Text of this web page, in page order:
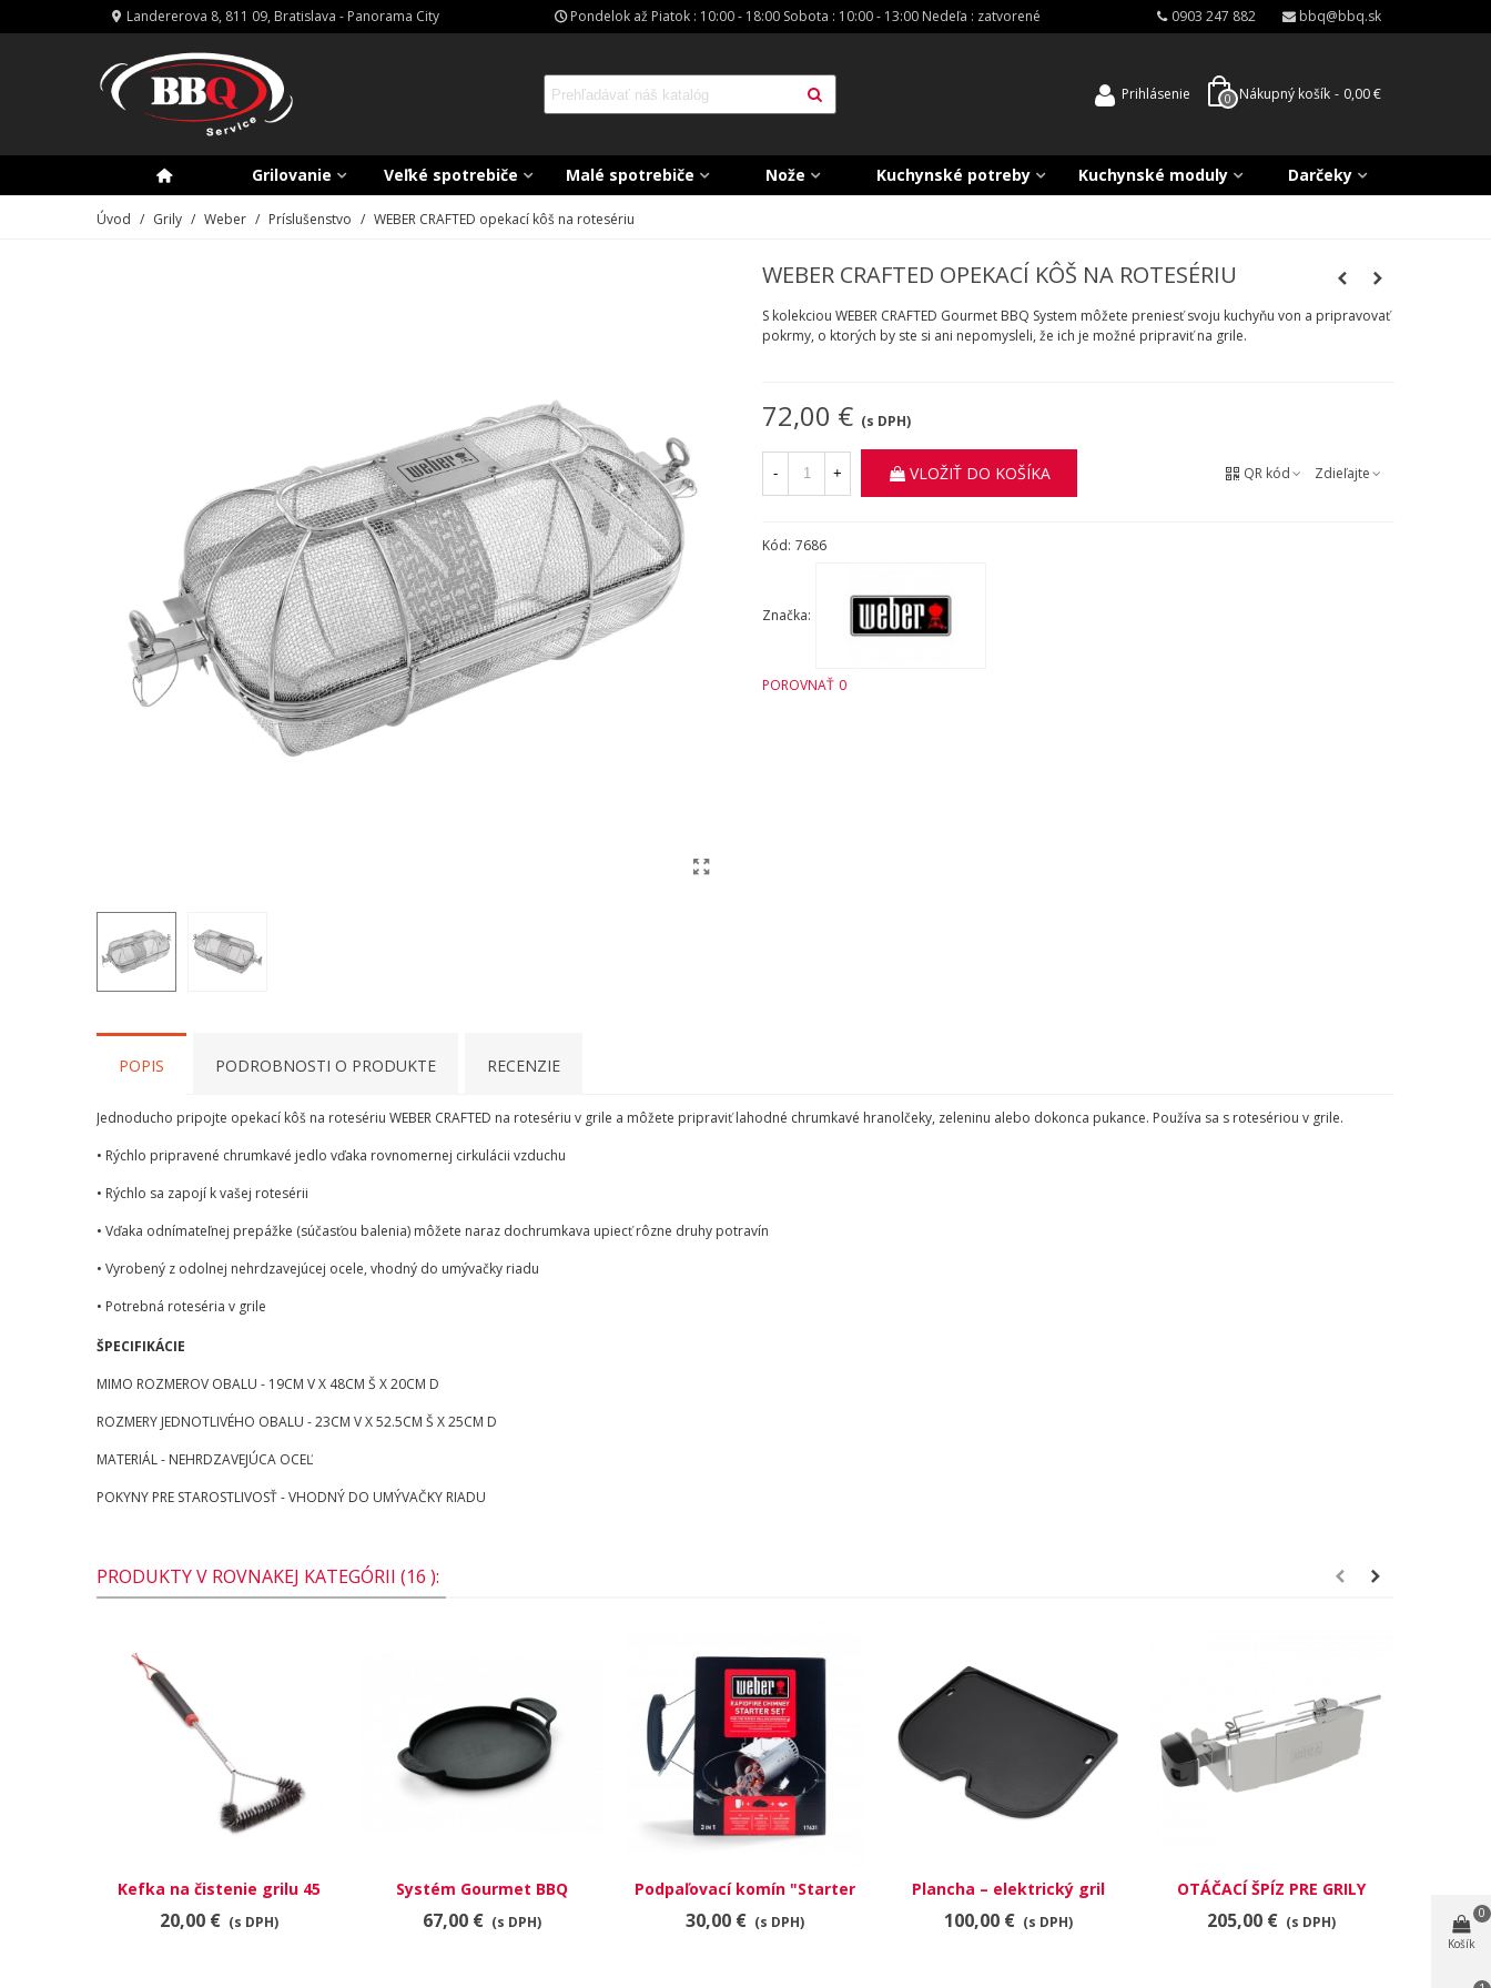
Landererova 8, 811 09, Bratislava - Panorama City Pondelok až Piatok : 10:00 - 18:00 Sobota : 10:00 - 13:00 Nedeľa : zatvorené 0903 247 882 bbq@bbq.sk
Prihlásenie 0 Nákupný košík - 0,00 €
Grilovanie Veľké spotrebiče Malé spotrebiče Nože Kuchynské potreby Kuchynské moduly Darčeky
Úvod / Grily / Weber / Príslušenstvo / WEBER CRAFTED opekací kôš na rotesériu
WEBER CRAFTED OPEKACÍ KÔŠ NA ROTESÉRIU
S kolekciou WEBER CRAFTED Gourmet BBQ System môžete preniesť svoju kuchyňu von a pripravovať
pokrmy, o ktorých by ste si ani nepomysleli, že ich je možné pripraviť na grile.
72,00 € (s DPH)
- + VLOŽIŤ DO KOŠÍKA QR kód Zdieľajte
Kód: 7686
Značka:
POROVNAŤ 0
POPIS PODROBNOSTI O PRODUKTE RECENZIE
Jednoducho pripojte opekací kôš na rotesériu WEBER CRAFTED na rotesériu v grile a môžete pripraviť lahodné chrumkavé hranolčeky, zeleninu alebo dokonca pukance. Používa sa s rotesériou v grile.
• Rýchlo pripravené chrumkavé jedlo vďaka rovnomernej cirkulácii vzduchu
• Rýchlo sa zapojí k vašej rotesérii
• Vďaka odnímateľnej prepážke (súčasťou balenia) môžete naraz dochrumkava upiecť rôzne druhy potravín
• Vyrobený z odolnej nehrdzavejúcej ocele, vhodný do umývačky riadu
• Potrebná roteséria v grile
ŠPECIFIKÁCIE
MIMO ROZMEROV OBALU - 19CM V X 48CM Š X 20CM D
ROZMERY JEDNOTLIVÉHO OBALU - 23CM V X 52.5CM Š X 25CM D
MATERIÁL - NEHRDZAVEJÚCA OCEĽ
POKYNY PRE STAROSTLIVOSŤ - VHODNÝ DO UMÝVAČKY RIADU
PRODUKTY V ROVNAKEJ KATEGÓRII (16 ):
Kefka na čistenie grilu 45
cm, 3-stranná
20,00 € (s DPH)
Systém Gourmet BBQ
panvica
67,00 € (s DPH)
Podpaľovací komín "Starter
Set" + 2KG brikiet + 12
zapaľovacích kociek
30,00 € (s DPH)
Plancha – elektrický gril
Lumin Compact
100,00 € (s DPH)
OTÁČACÍ ŠPÍZ PRE GRILY
PULSE 1000/2000
205,00 € (s DPH)
Košík
0